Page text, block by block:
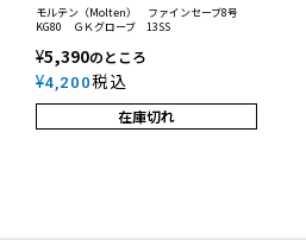
モルテン（Molten） ファインセーブ8号
KG80 ＧＫグローブ 13SS
¥5,390のところ
¥4,200税込
在庫切れ